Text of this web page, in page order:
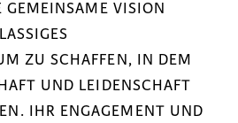
GEMEINSAME VISION
ZU SCHAFFEN, IN DEM
UND LEIDENSCHAFT
IHR ENGAGEMENT UND